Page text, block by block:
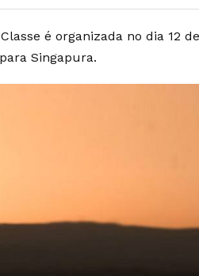
é organizada no dia 12
Singapura.